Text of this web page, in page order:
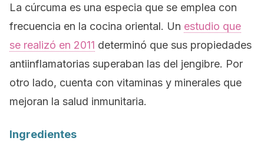
La cúrcuma es una especia que se emplea con
frecuencia en la cocina oriental. Un estudio que
se realizó en 2011 determinó que sus propiedades
antiinflamatorias superaban las del jengibre. Por
otro lado, cuenta con vitaminas y minerales que
mejoran la salud inmunitaria.
Ingredientes